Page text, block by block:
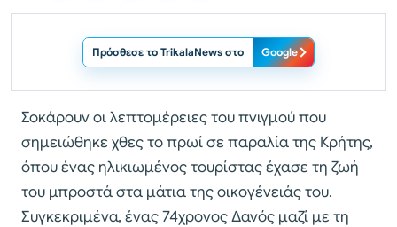
Πρόσθεσε το TrikalaNews στο Google
Σοκάρουν οι λεπτομέρειες του πνιγμού που
σημειώθηκε χθες το πρωί σε παραλία της Κρήτης,
όπου ένας ηλικιωμένος τουρίστας έχασε τη ζωή
του μπροστά στα μάτια της οικογένειάς του.
Συγκεκριμένα, ένας 74χρονος Δανός μαζί με τη